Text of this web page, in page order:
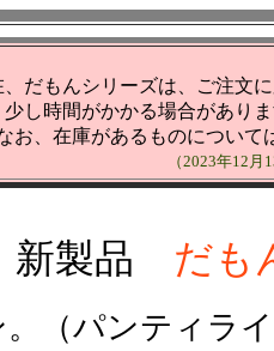
、だもんシリーズは、ご注文
少し時間がかかる場合があり
お、在庫があるものについて
（2023年12
新製品 だも
。（パンティラ